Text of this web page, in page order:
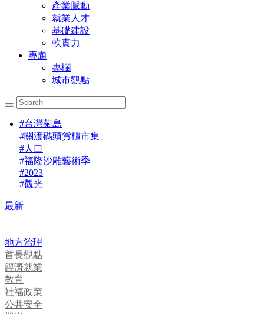
產業脈動
就業人才
基礎建設
軟實力
專題
專欄
城市觀點
#台灣菊島
#關渡碼頭貨櫃市集
#人口
#福隆沙雕藝術季
#2023
#觀光
最新
地方治理
首長觀點
經濟就業
教育
社福政策
公共安全